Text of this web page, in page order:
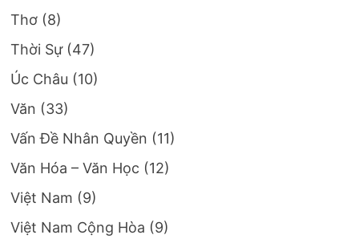
Thơ (8)
Thời Sự(47)
Úc Châu (10)
Văn (33)
Vấn Đề Nhân Quyền (11)
Văn Hóa – Văn Học (12)
Việt Nam (9)
Việt Nam Cộng Hòa (9)